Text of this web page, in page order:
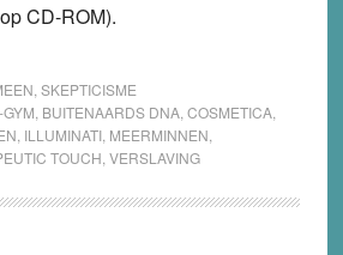
CD-ROM).
SKEPTICISME
BUITENAARDS DNA, COSMETICA,
ILLUMINATI, MEERMINNEN
TOUCH VERSLAVING